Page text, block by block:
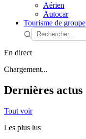
Aérien
Autocar
Tourisme de groupe
En direct
Chargement...
Dernières actus
Tout voir
Les plus lus